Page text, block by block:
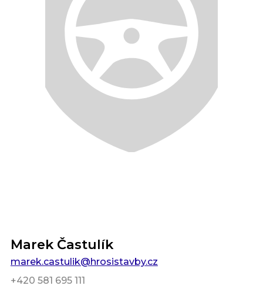
Marek Častulík
marek.castulik@hrosistavby.cz
+420 581 695 111